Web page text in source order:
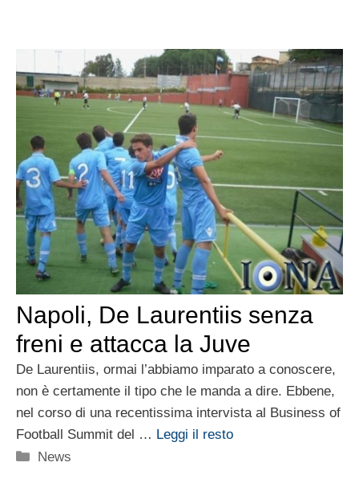
Napoli, De Laurentiis senza
freni e attacca la Juve
De Laurentiis, ormai l’abbiamo imparato a conoscere,
non è certamente il tipo che le manda a dire. Ebbene,
nel corso di una recentissima intervista al Business of
Football Summit del … Leggi il resto
Categorie
News